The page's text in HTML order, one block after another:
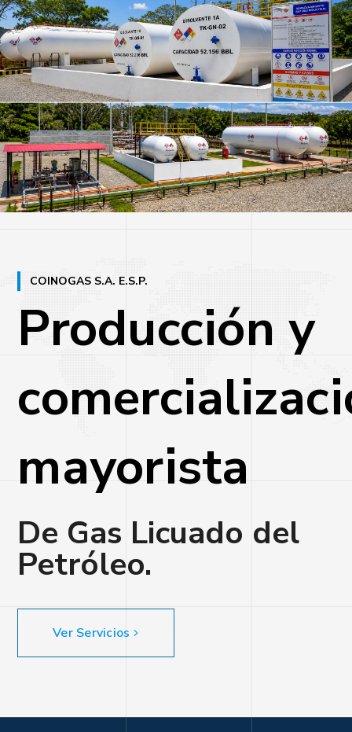
COINOGAS S.A. E.S.P.
Producción y
mayorista
De Gas Licuado del
Petróleo.
Ver Servicios